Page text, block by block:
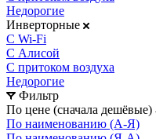
Недорогие
Инверторные
С Wi-Fi
С Алисой
С притоком воздуха
Недорогие
Фильтр
По цене (сначала дешёвые)
По наименованию (А-Я)